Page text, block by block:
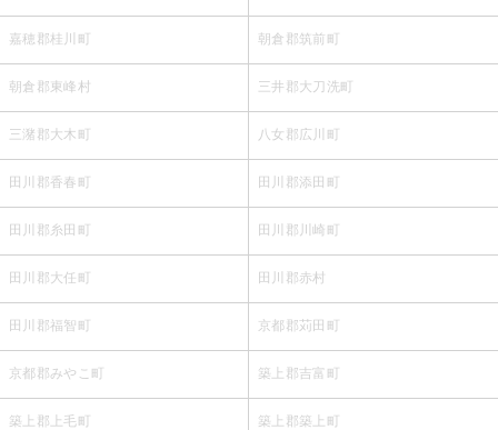
嘉穂郡桂川町 朝倉郡筑前町
朝倉郡東峰村 三井郡大刀洗町
三潴郡大木町 八女郡広川町
田川郡香春町 田川郡添田町
田川郡糸田町 田川郡川崎町
田川郡大任町 田川郡赤村
田川郡福智町 京都郡苅田町
京都郡みやこ町 築上郡吉富町
築上郡上毛町 築上郡築上町